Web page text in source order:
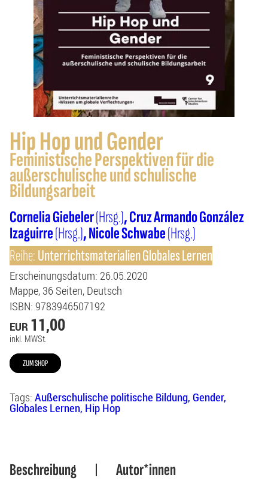
Hip Hop und Gender
Feministische Perspektiven für die
außerschulische und schulische
Bildungsarbeit
Cornelia Giebeler(Hrsg.) Cruz Armando González
Izaguirre(Hrsg.) Nicole Schwabe(Hrsg.)
Reihe:Unterrichtsmaterialien Globales Lernen
Erscheinungsdatum: 26.05.2020
Mappe 36 Seiten Deutsch
ISBN: 9783946507192
EUR 11,00
inkl. MWSt.
ZUM SHOP
Tags: Außerschulische politische Bildung Gender
Globales Lernen Hip Hop
Beschreibung Autor*innen